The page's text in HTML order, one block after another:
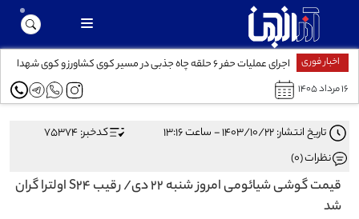
اخبار فوری اجرای عملیات حفر ۶ حلقه چاه جذبی در مسیر کوی کشاورز و کوی شهدا
۱۶ مرداد ۱۴۰۵
تاریخ انتشار: ۱۴۰۳/۱۰/۲۲ - ساعت ۱۳:۱۶
کدخبر: 75374
نظرات (0)
قیمت گوشی شیائومی امروز شنبه ۲۲ دی/ رقیب S۲۴ اولترا گران
شد